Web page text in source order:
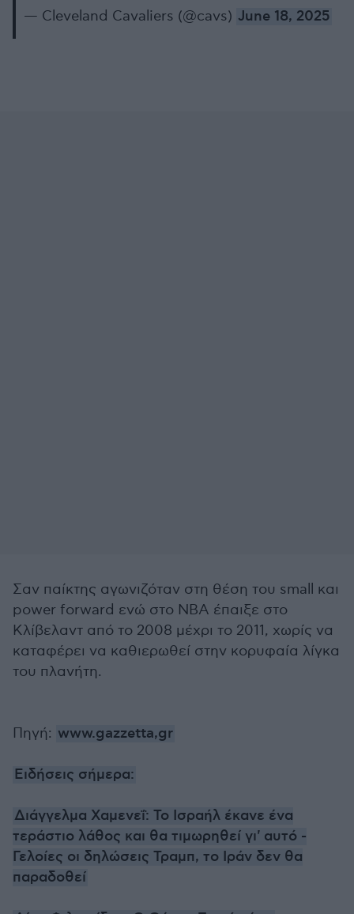
— Cleveland Cavaliers (@cavs) June 18, 2025
Σαν παίκτης αγωνιζόταν στη θέση του small και
power forward ενώ στο ΝΒΑ έπαιξε στο
Κλίβελαντ από το 2008 μέχρι το 2011, χωρίς να
καταφέρει να καθιερωθεί στην κορυφαία λίγκα
του πλανήτη.
Πηγή: www.gazzetta,gr
Ειδήσεις σήμερα:
Διάγγελμα Χαμενεΐ: Το Ισραήλ έκανε ένα
τεράστιο λάθος και θα τιμωρηθεί γι' αυτό -
Γελοίες οι δηλώσεις Τραμπ, το Ιράν δεν θα
παραδοθεί